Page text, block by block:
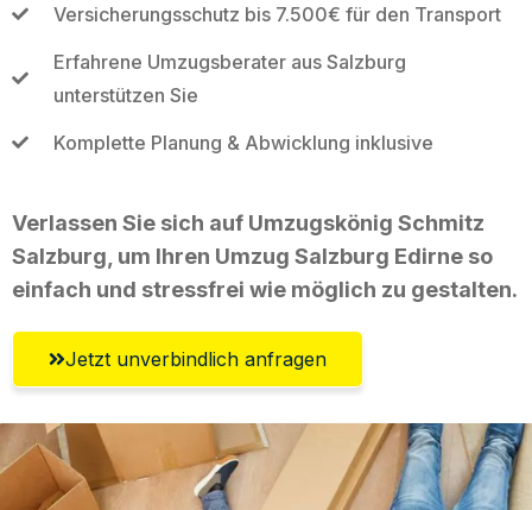
Versicherungsschutz bis 7.500€ für den Transport
Erfahrene Umzugsberater aus Salzburg
unterstützen Sie
Komplette Planung & Abwicklung inklusive
Verlassen Sie sich auf Umzugskönig Schmitz
Salzburg, um Ihren Umzug Salzburg Edirne so
einfach und stressfrei wie möglich zu gestalten.
Jetzt unverbindlich anfragen